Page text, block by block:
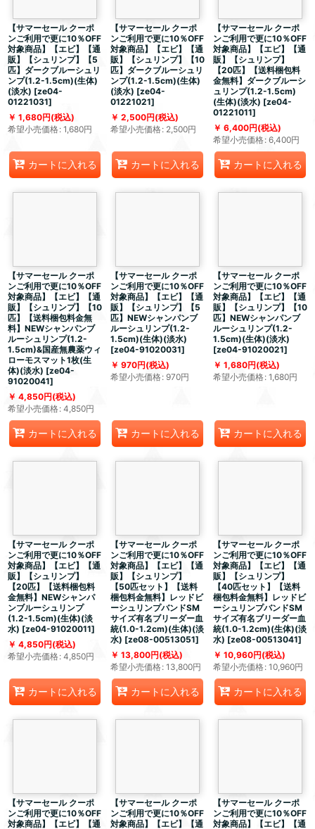
【サマーセール クーポ
ンご利用で更に10％OFF
対象商品】【エビ】【通
販】【シュリンプ】【5
匹】ダークブルーシュリ
ンプ(1.2-1.5cm)(生体)
(淡水) [ze04-
01221031]
1,680円(税込)
希望小売価格: 1,680円
カートに入れる
【サマーセール クーポ
ンご利用で更に10％OFF
対象商品】【エビ】【通
販】【シュリンプ】【10
匹】ダークブルーシュリ
ンプ(1.2-1.5cm)(生体)
(淡水) [ze04-
01221021]
2,500円(税込)
希望小売価格: 2,500円
カートに入れる
【サマーセール クーポ
ンご利用で更に10％OFF
対象商品】【エビ】【通
販】【シュリンプ】
【20匹】【送料梱包料
金無料】ダークブルーシ
ュリンプ(1.2-1.5cm)
(生体)(淡水) [ze04-
01221011]
6,400円(税込)
希望小売価格: 6,400円
カートに入れる
【サマーセール クーポ
ンご利用で更に10％OFF
対象商品】【エビ】【通
販】【シュリンプ】【10
匹】【送料梱包料金無
料】NEWシャンパンブ
ルーシュリンプ(1.2-
1.5cm)&国産無農薬ウィ
ローモスマット1枚(生
体)(淡水) [ze04-
91020041]
4,850円(税込)
希望小売価格: 4,850円
カートに入れる
【サマーセール クーポ
ンご利用で更に10％OFF
対象商品】【エビ】【通
販】【シュリンプ】【5
匹】NEWシャンパンブ
ルーシュリンプ(1.2-
1.5cm)(生体)(淡水)
[ze04-91020031]
970円(税込)
希望小売価格: 970円
カートに入れる
【サマーセール クーポ
ンご利用で更に10％OFF
対象商品】【エビ】【通
販】【シュリンプ】【10
匹】NEWシャンパンブ
ルーシュリンプ(1.2-
1.5cm)(生体)(淡水)
[ze04-91020021]
1,680円(税込)
希望小売価格: 1,680円
カートに入れる
【サマーセール クーポ
ンご利用で更に10％OFF
対象商品】【エビ】【通
販】【シュリンプ】
【20匹】【送料梱包料
金無料】NEWシャンパ
ンブルーシュリンプ
(1.2-1.5cm)(生体)(淡
水) [ze04-91020011]
4,850円(税込)
希望小売価格: 4,850円
カートに入れる
【サマーセール クーポ
ンご利用で更に10％OFF
対象商品】【エビ】【通
販】【シュリンプ】
【50匹セット】【送料
梱包料金無料】レッドビ
ーシュリンプバンドSM
サイズ有名ブリーダー血
統(1.0-1.2cm)(生体)(淡
水) [ze08-00513051]
13,800円(税込)
希望小売価格: 13,800円
カートに入れる
【サマーセール クーポ
ンご利用で更に10％OFF
対象商品】【エビ】【通
販】【シュリンプ】
【40匹セット】【送料
梱包料金無料】レッドビ
ーシュリンプバンドSM
サイズ有名ブリーダー血
統(1.0-1.2cm)(生体)(淡
水) [ze08-00513041]
10,960円(税込)
希望小売価格: 10,960円
カートに入れる
【サマーセール クーポ
ンご利用で更に10％OFF
対象商品】【エビ】【通
【サマーセール クーポ
ンご利用で更に10％OFF
対象商品】【エビ】【通
【サマーセール クーポ
ンご利用で更に10％OFF
対象商品】【エビ】【通